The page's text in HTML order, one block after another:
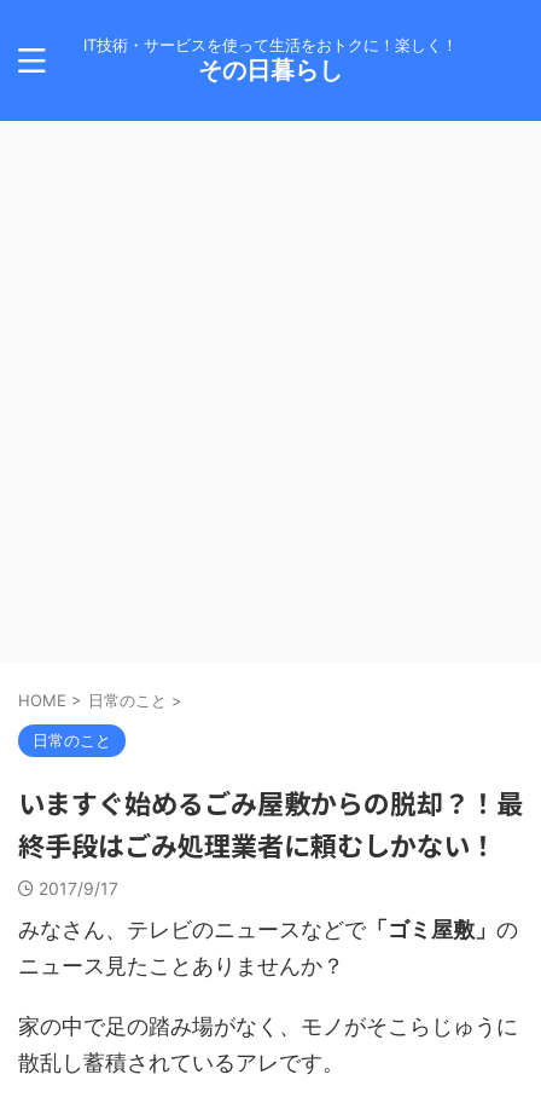
IT技術・サービスを使って生活をおトクに！楽しく！
その日暮らし
HOME > 日常のこと >
日常のこと
いますぐ始めるごみ屋敷からの脱却？！最
終手段はごみ処理業者に頼むしかない！
2017/9/17
みなさん、テレビのニュースなどで「ゴミ屋敷」 の
ニュース見たことありませんか？
家の中で足の踏み場がなく、モノがそこらじゅうに
散乱し蓄積されているアレです。